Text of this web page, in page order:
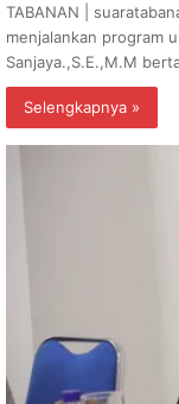
TABANAN |
menjalankan program
Sanjaya.,S.E.,M.M
Selengkapnya »